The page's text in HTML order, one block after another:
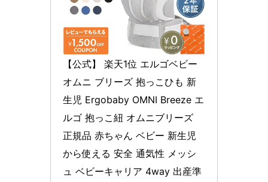
【公式】 楽天1位 エルゴベビー
オムニ ブリーズ 抱っこひも 新
生児 Ergobaby OMNI Breeze エ
ルゴ 抱っこ紐 オムニブリーズ
正規品 赤ちゃん ベビー 新生児
から使える 安全 通気性 メッシ
ュ ベビーキャリア 4way 出産準